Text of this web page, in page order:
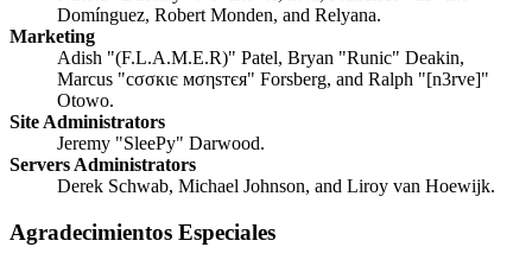
Domínguez, Robert Monden, and Relyana.
Marketing
Adish "(F.L.A.M.E.R)" Patel, Bryan "Runic" Deakin,
Marcus "cσσкιє мσηѕтєя" Forsberg, and Ralph "[n3rve]"
Otowo.
Site Administrators
Jeremy "SleePy" Darwood.
Servers Administrators
Derek Schwab, Michael Johnson, and Liroy van Hoewijk.
Agradecimientos Especiales